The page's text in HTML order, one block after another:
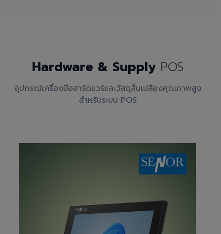
Hardware & Supply POS
อุปกรณ์เครื่องมือฮาร์ดแวร์และวัสดุสิ้นเปลืองคุณภาพสูง
สำหรับระบบ POS